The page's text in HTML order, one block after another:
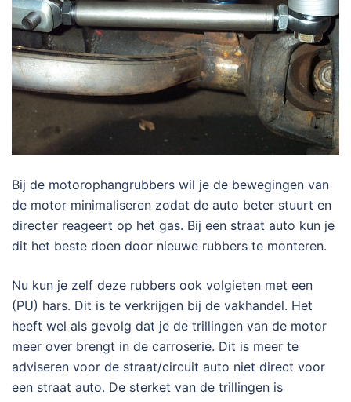
Bij de motorophangrubbers wil je de bewegingen van
de motor minimaliseren zodat de auto beter stuurt en
directer reageert op het gas. Bij een straat auto kun je
dit het beste doen door nieuwe rubbers te monteren.
Nu kun je zelf deze rubbers ook volgieten met een
(PU) hars. Dit is te verkrijgen bij de vakhandel. Het
heeft wel als gevolg dat je de trillingen van de motor
meer over brengt in de carroserie. Dit is meer te
adviseren voor de straat/circuit auto niet direct voor
een straat auto. De sterket van de trillingen is